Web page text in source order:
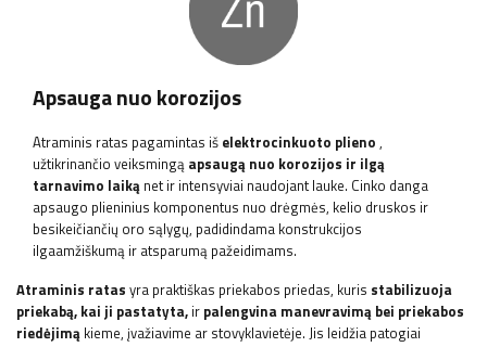
Apsauga nuo korozijos
Atraminis ratas pagamintas iš elektrocinkuoto plieno ,
užtikrinančio veiksmingą apsaugą nuo korozijos ir ilgą
tarnavimo laiką net ir intensyviai naudojant lauke. Cinko danga
apsaugo plieninius komponentus nuo drėgmės, kelio druskos ir
besikeičiančių oro sąlygų, padidindama konstrukcijos
ilgaamžiškumą ir atsparumą pažeidimams.
Atraminis ratas yra praktiškas priekabos priedas, kuris stabilizuoja
priekabą, kai ji pastatyta, ir palengvina manevravimą bei priekabos
riedėjimą kieme, įvažiavime ar stovyklavietėje. Jis leidžia patogiai